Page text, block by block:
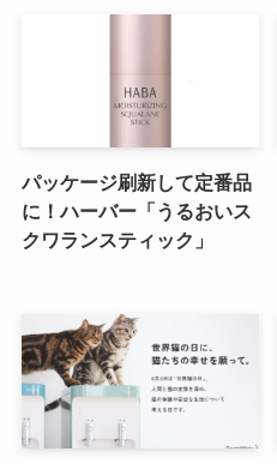
パッケージ刷新して定番品
に！ハーバー「うるおいス
クワランスティック」